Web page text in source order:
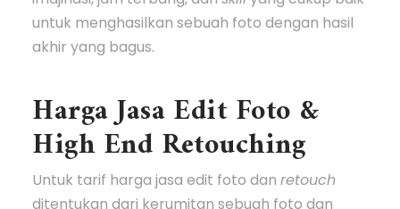
untuk menghasilkan sebuah foto dengan hasil
akhir yang bagus.
Harga Jasa Edit Foto &
High End Retouching
Untuk tarif harga jasa edit foto danretouch
ditentukan dari kerumitan sebuah foto dan